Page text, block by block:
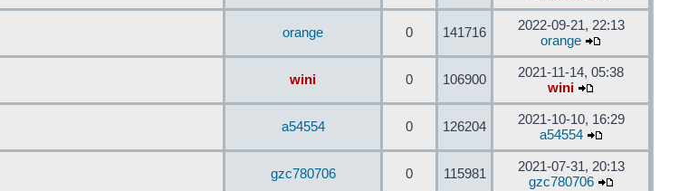
orange 0 141716
2022-09-21, 22:13
orange
wini 0 106900
2021-11-14, 05:38
wini
a54554 0 126204
2021-10-10, 16:29
a54554
gzc780706 0 115981
2021-07-31, 20:13
gzc780706